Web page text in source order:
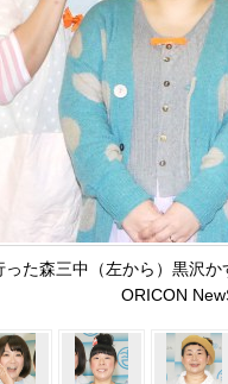
った森三中（左から）黒沢
ORICON